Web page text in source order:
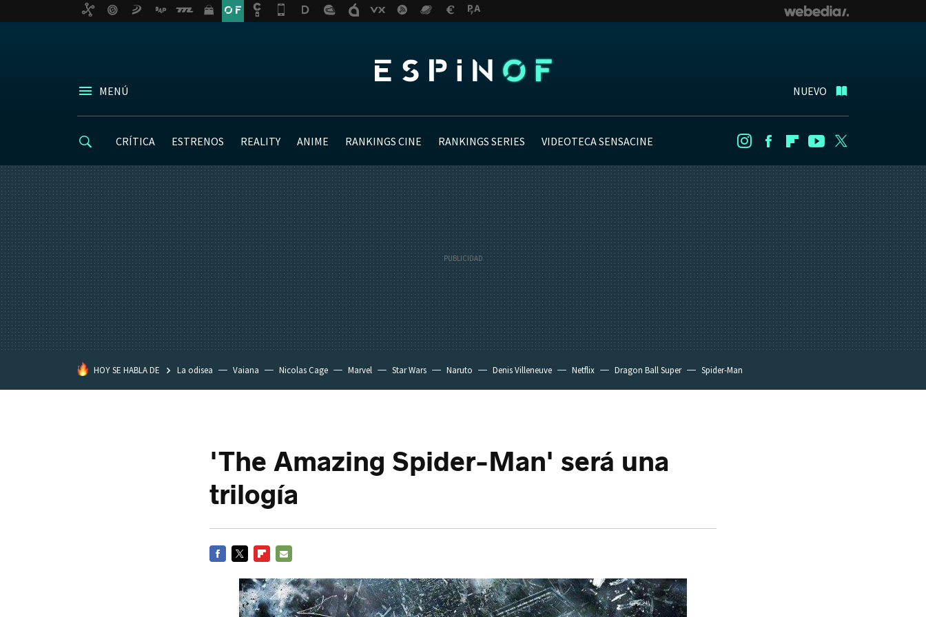
MENÚ NUEVO
CRÍTICA ESTRENOS REALITY ANIME RANKINGS CINE RANKINGS SERIES VIDEOTECA SENSACINE InstagramFacebookFlipboard
Youtube
HOY SE HABLA DE La odisea Vaiana Nicolas Cage Marvel Star Wars Naruto Denis Villeneuve Netflix Dragon Ball Super Spider-Man
'The Amazing Spider-Man' será una
trilogía
MAIL